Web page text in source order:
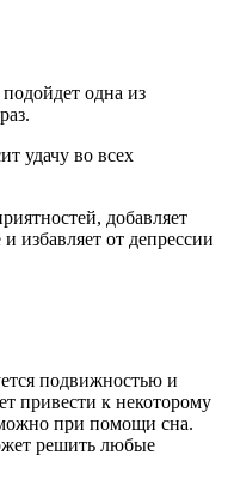
одна из
удачу во всех
добавляет
избавляет от депрессии
подвижностью и
привести к некоторому
при помощи сна.
решить любые